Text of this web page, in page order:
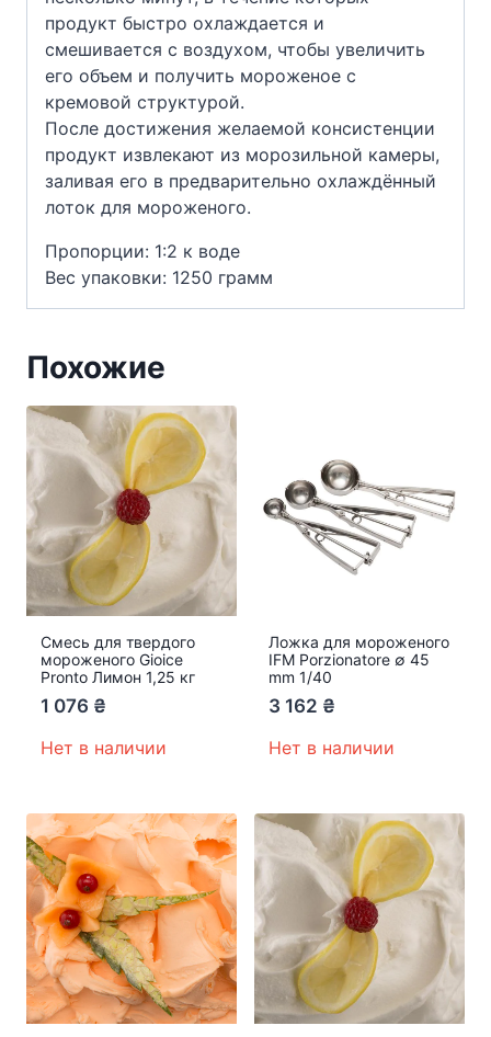
продукт быстро охлаждается и
смешивается с воздухом, чтобы увеличить
его объем и получить мороженое с
кремовой структурой.
После достижения желаемой консистенции
продукт извлекают из морозильной камеры,
заливая его в предварительно охлаждённый
лоток для мороженого.
Пропорции: 1:2 к воде
Вес упаковки: 1250 грамм
Похожие
Смесь для твердого
мороженого Gioice
Pronto Лимон 1,25 кг
1 076 ₴
Нет в наличии
Ложка для мороженого
IFM Porzionatore ∅ 45
mm 1/40
3 162 ₴
Нет в наличии